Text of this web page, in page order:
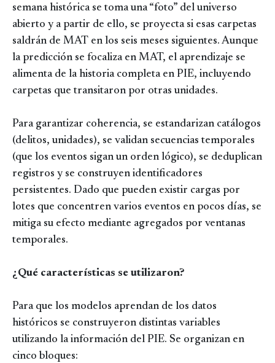
semana histórica se toma una “foto” del universo
abierto y a partir de ello, se proyecta si esas carpetas
saldrán de MAT en los seis meses siguientes. Aunque
la predicción se focaliza en MAT, el aprendizaje se
alimenta de la historia completa en PIE, incluyendo
carpetas que transitaron por otras unidades.
Para garantizar coherencia, se estandarizan catálogos
(delitos, unidades), se validan secuencias temporales
(que los eventos sigan un orden lógico), se deduplican
registros y se construyen identificadores
persistentes. Dado que pueden existir cargas por
lotes que concentren varios eventos en pocos días, se
mitiga su efecto mediante agregados por ventanas
temporales.
¿Qué características se utilizaron?
Para que los modelos aprendan de los datos
históricos se construyeron distintas variables
utilizando la información del PIE. Se organizan en
cinco bloques: